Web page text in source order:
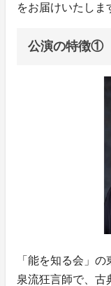
をお届けいたしま
公演の特徴①
「能を知る会」
泉流狂言師で、古